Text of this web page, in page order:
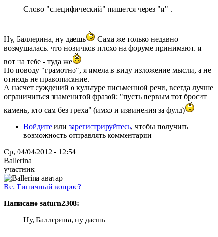
Слово "специфический" пишется через "и" .
Ну, Баллерина, ну даешь
Сама же только недавно
возмущалась, что новичков плохо на форуме принимают, и
вот на тебе - туда же
По поводу "грамотно", я имела в виду изложение мысли, а не
отнюдь не правописание.
А насчет суждений о культуре письменной речи, всегда лучше
ограничиться знаменитой фразой: "пусть первым тот бросит
камень, кто сам без греха" (имхо и извинения за фулд)
Войдите или зарегистрируйтесь, чтобы получить
возможность отправлять комментарии
Ср, 04/04/2012 - 12:54
Ballerina
участник
Re: Типичный вопрос?
Написано saturn2308:
Ну, Баллерина, ну даешь